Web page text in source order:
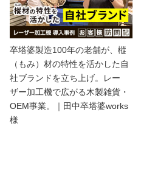
卒塔婆製造100年の老舗が、樅
（もみ）材の特性を活かした自
社ブランドを立ち上げ。レー
ザー加工機で広がる木製雑貨・
OEM事業。｜田中卒塔婆works
様